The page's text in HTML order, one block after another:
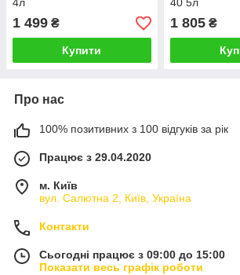
4л
1 499 ₴
Купити
40 5л
1 805₴
Про нас
100% позитивних з 100 відгуків за рік
Працює з 29.04.2020
м. Київ
вул. Салютна 2, Київ, Україна
Контакти
Сьогодні працює з 09:00 до 15:00
Показати весь графік роботи